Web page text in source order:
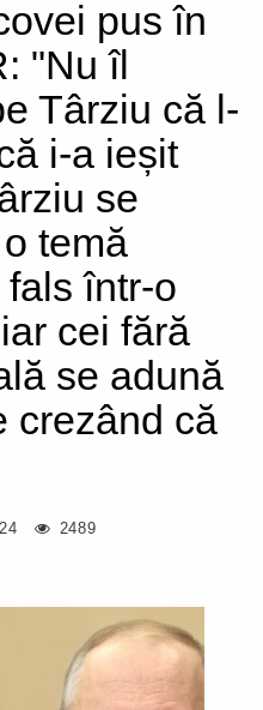
pus în
"Nu îl
Târziu că l-
i-a ieșit
se
temă
într-o
cei fără
se adună
crezând că
2489